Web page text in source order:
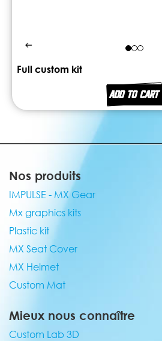
Full custom kit
ADD TO CART
Nos produits
IMPULSE - MX Gear
Mx graphics kits
Plastic kit
MX Seat Cover
MX Helmet
Custom Mat
Mieux nous connaître
Custom Lab 3D